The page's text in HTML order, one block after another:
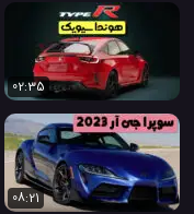
02:35
08:21